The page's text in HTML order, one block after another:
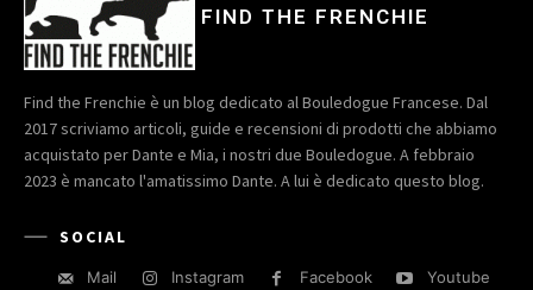
FIND THE FRENCHIE
Find the Frenchie è un blog dedicato al Bouledogue Francese. Dal
2017 scriviamo articoli, guide e recensioni di prodotti che abbiamo
acquistato per Dante e Mia, i nostri due Bouledogue. A febbraio
2023 è mancato l'amatissimo Dante. A lui è dedicato questo blog.
SOCIAL
Mail Instagram Facebook Youtube